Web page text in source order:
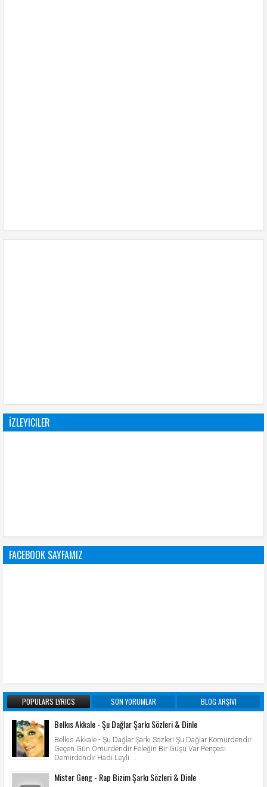
İZLEYICILER
FACEBOOK SAYFAMIZ
POPULARS LYRICS SON YORUMLAR BLOG ARŞIVI
Belkıs Akkale - Şu Dağlar Şarkı Sözleri & Dinle
Belkıs Akkale - Şu Dağlar Şarkı Sözleri Şu Dağlar Kömürdendir
Geçen Gün Ömürdendir Feleğin Bir Guşu Var Pençesi
Demirdendir Hadi Leyli ...
Mister Geng - Rap Bizim Şarkı Sözleri & Dinle